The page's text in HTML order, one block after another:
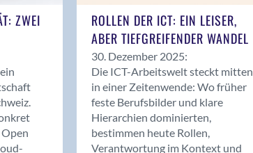
Balzers
Bassersdorf
Benken (SG)
Bergdietikon
ZWEI
ROLLEN DER ICT: EIN LEISER,
ABER TIEFGREIFENDER WANDEL
30. Dezember 2025:
Die ICT-Arbeitswelt steckt mitten
in einer Zeitenwende: Wo früher
feste Berufsbilder und klare
Hierarchien dominierten,
bestimmen heute Rollen,
Verantwortung im Kontext und